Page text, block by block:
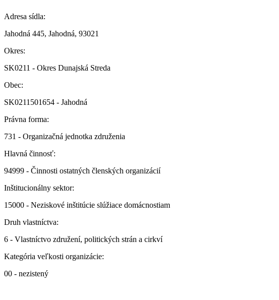
Adresa sídla:
Jahodná 445, Jahodná, 93021
Okres:
SK0211 - Okres Dunajská Streda
Obec:
SK0211501654 - Jahodná
Právna forma:
731 - Organizačná jednotka združenia
Hlavná činnosť:
94999 - Činnosti ostatných členských organizácií
Inštitucionálny sektor:
15000 - Neziskové inštitúcie slúžiace domácnostiam
Druh vlastníctva:
6 - Vlastníctvo združení, politických strán a cirkví
Kategória veľkosti organizácie:
00 - nezistený